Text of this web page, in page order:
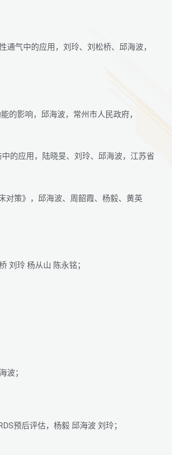
气中的应用，刘玲、刘松桥、邱海波，
的影响，邱海波，常州市人民政府，
的应用，陆晓旻、刘玲、邱海波，江苏省
对策》，邱海波、周韶霞、杨毅、黄英
刘玲 杨从山 陈永铭；
波；
预后评估，杨毅 邱海波 刘玲；